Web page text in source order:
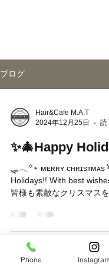
ブログ
Hair&Cafe M.A.T
2024年12月25日
読
✨🎄Happy
🛷𓂃꙳⋆ ᴍᴇʀʀʏ ᴄʜʀɪsᴛᴍᴀs
Holidays!! With best
皆様も素敵なクリスマス
Hair&Café M.A.T
Phone